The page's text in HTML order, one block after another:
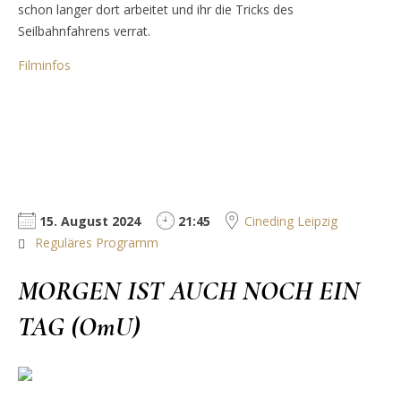
schon langer dort arbeitet und ihr die Tricks des
Seilbahnfahrens verrat.
Filminfos
15. August 2024 21:45
Cineding Leipzig
Reguläres Programm
MORGEN IST AUCH NOCH EIN
TAG (OmU)